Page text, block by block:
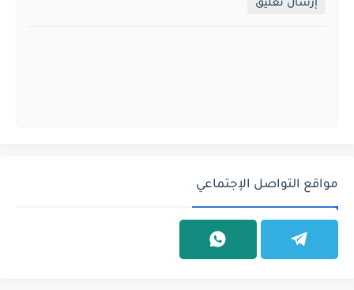
إرسال تعليق
مواقع التواصل الإجتماعي